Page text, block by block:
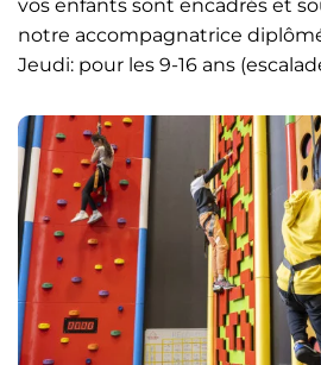
vos enfants sont encadrés et
notre accompagnatrice
Jeudi: pour les 9-16 ans